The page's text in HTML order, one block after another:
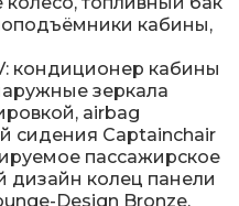
кабины,
кондиционер кабины
зеркала
airbag
сидения Captainchair
пассажирское
дизайн колец панели
Design Bronze,